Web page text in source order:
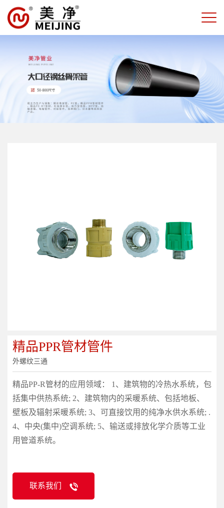
精品PPR管材管件
外螺纹三通
精品PP-R管材的应用领域： 1、建筑物的冷热水系统，包
括集中供热系统; 2、建筑物内的采暖系统、包括地板、
壁板及辐射采暖系统; 3、可直接饮用的纯净水供水系统; .
4、中央(集中)空调系统; 5、输送或排放化学介质等工业
用管道系统。
联系我们